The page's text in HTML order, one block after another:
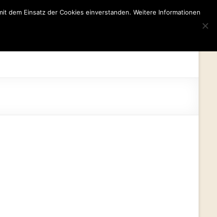
dem Einsatz der Cookies einverstanden. Weitere Informationen